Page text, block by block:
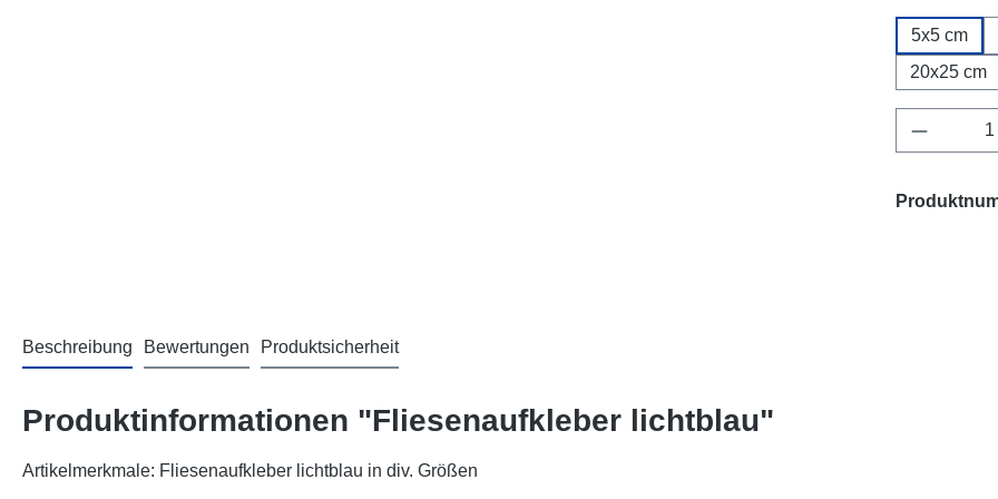
5x5 cm
20x25 cm
Beschreibung Bewertungen Produktsicherheit
Produktinformationen "Fliesenaufkleber lichtblau"
Artikelmerkmale: Fliesenaufkleber lichtblau in div. Größen